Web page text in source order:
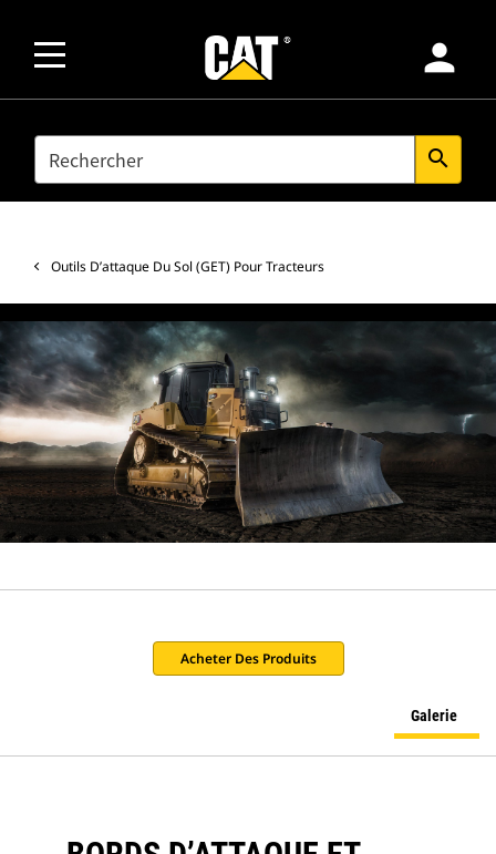
person
SEARCH search
Outils D’attaque Du Sol (GET) Pour Tracteurs
Acheter Des Produits
Galerie